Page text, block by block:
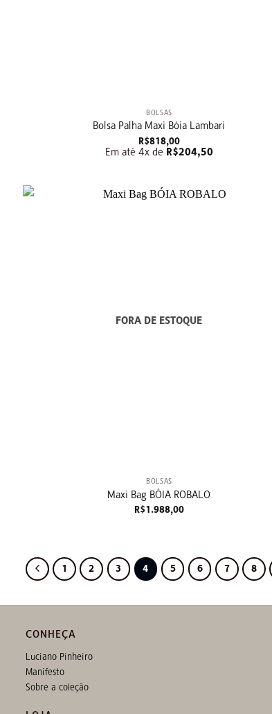
BOLSAS
Bolsa Palha Maxi Bóia Lambari
R$818,00
Em até 4x de R$204,50
FORA DE ESTOQUE
BOLSAS
Maxi Bag BÓIA ROBALO
R$1.988,00
1 2 3 4 5 6 7 8
CONHEÇA
Luciano Pinheiro
Manifesto
Sobre a coleção